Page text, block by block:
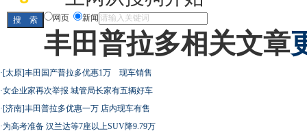
网页 新闻
丰田普拉多相关文章
·[太原]丰田国产普拉多优惠1万 现车销售
·女企业家再次举报 城管局长家有五辆好车
·[济南]丰田普拉多优惠一万 店内现车有售
·为高考准备 汉兰达等7座以上SUV降9.79万